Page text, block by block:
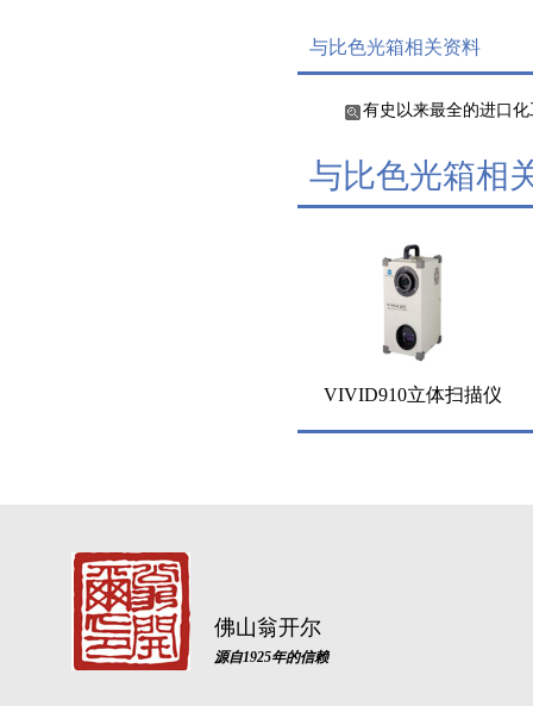
与比色光箱相关资料
有史以来最全的进口
与比色光箱相
VIVID910立体扫描仪
佛山翁开尔
源自1925年的信赖